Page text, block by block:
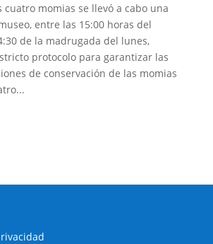
cuatro momias se llevó a cabo una
entre las 15:00 horas del
de la madrugada del lunes,
protocolo para garantizar las
de conservación de las momias